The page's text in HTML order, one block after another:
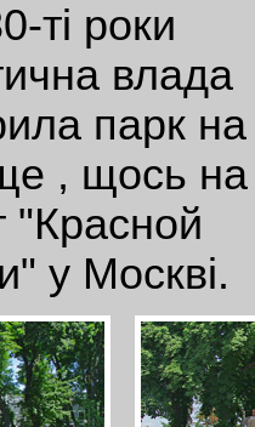
ті роки
влада
парк на
, щось на
"Красной
у Москві.